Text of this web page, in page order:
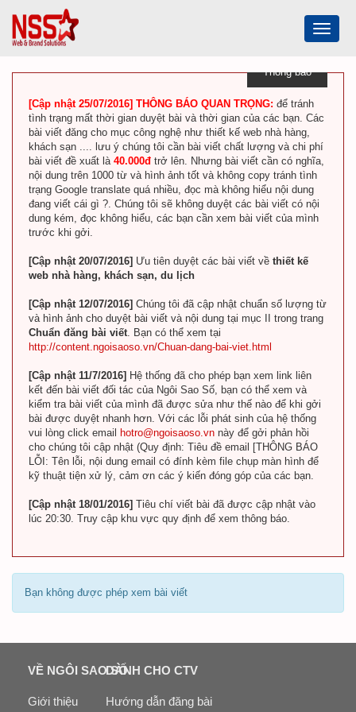
Toggle
Thông báo
[Cập nhật 25/07/2016] THÔNG BÁO QUAN TRỌNG: để tránh
tình trạng mất thời gian duyệt bài và thời gian của các bạn. Các
bài viết đăng cho mục công nghệ như thiết kế web nhà hàng,
khách sạn .... lưu ý chúng tôi cần bài viết chất lượng và chi phí
bài viết đề xuất là 40.000đ trở lên. Nhưng bài viết cần có nghĩa,
nội dung trên 1000 từ và hình ảnh tốt và không copy tránh tình
trạng Google translate quá nhiều, đọc mà không hiểu nội dung
đang viết cái gì ?. Chúng tôi sẽ không duyệt các bài viết có nội
dung kém, đọc không hiểu, các bạn cần xem bài viết của mình
trước khi gởi.
[Cập nhật 20/07/2016] Ưu tiên duyệt các bài viết về thiết kế
web nhà hàng, khách sạn, du lịch
[Cập nhật 12/07/2016] Chúng tôi đã cập nhật chuẩn số lượng từ
và hình ảnh cho duyệt bài viết và nội dung tại mục II trong trang
Chuẩn đăng bài viết. Bạn có thể xem tại
http://content.ngoisaoso.vn/Chuan-dang-bai-viet.html
[Cập nhật 11/7/2016] Hệ thống đã cho phép bạn xem link liên
kết đến bài viết đối tác của Ngôi Sao Số, bạn có thể xem và
kiểm tra bài viết của mình đã được sửa như thế nào để khi gởi
bài được duyệt nhanh hơn. Với các lỗi phát sinh của hệ thống
vui lòng click email
hotro@ngoisaoso.vn này để gởi phản hồi
cho chúng tôi cập nhật (Quy định: Tiêu đề email [THÔNG BÁO
LỖI: Tên lỗi, nội dung email có đính kèm file chụp màn hình để
kỹ thuật tiện xử lý, cảm ơn các ý kiến đóng góp của các bạn.
[Cập nhật 18/01/2016] Tiêu chí viết bài đã được cập nhật vào
lúc 20:30. Truy cập khu vực quy định để xem thông báo.
Bạn không được phép xem bài viết
VỀ NGÔI SAO SỐ
Giới thiệu
DÀNH CHO CTV
Hướng dẫn đăng bài